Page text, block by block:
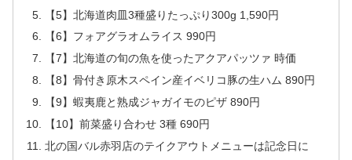
【5】北海道肉皿3種盛りたっぷり300g 1,590円
【6】フォアグラオムライス 990円
【7】北海道の旬の魚を使ったアクアパッツァ 時価
【8】骨付き原木スペイン産イベリコ豚の生ハム 890円
【9】蝦夷鹿と熟成ジャガイモのピザ 890円
【10】前菜盛り合わせ 3種 690円
北の国バル赤羽店のテイクアウトメニューは記念日に